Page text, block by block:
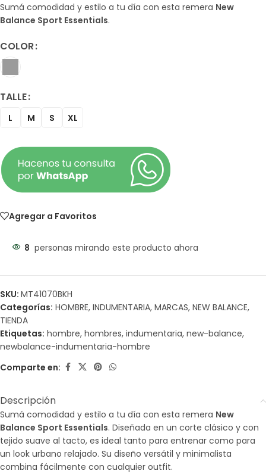
Sumá comodidad y estilo a tu día con esta remera New
Balance Sport Essentials.
COLOR
TALLE
L M S XL
Agregar a Favoritos
8 personas mirando este producto ahora
SKU: MT41070BKH
Categorías: HOMBRE, INDUMENTARIA, MARCAS, NEW BALANCE,
TIENDA
Etiquetas: hombre, hombres, indumentaria, new-balance,
newbalance-indumentaria-hombre
Comparte en:
Descripción
Sumá comodidad y estilo a tu día con esta remera New
Balance Sport Essentials. Diseñada en un corte clásico y con
tejido suave al tacto, es ideal tanto para entrenar como para
un look urbano relajado. Su diseño versátil y minimalista
combina fácilmente con cualquier outfit.